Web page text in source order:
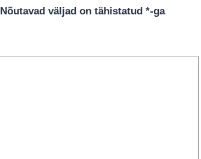
Nõutavad väljad on tähistatud *-ga